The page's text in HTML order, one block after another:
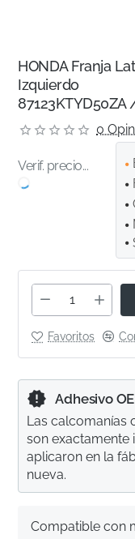
HONDA Franja
Izquierdo
87123KTYD50ZA
0
Verif. precio...
Favoritos
Compatible con
Adhesivo
Las calcomanías
son exactamente
aplicaron en la
nueva.